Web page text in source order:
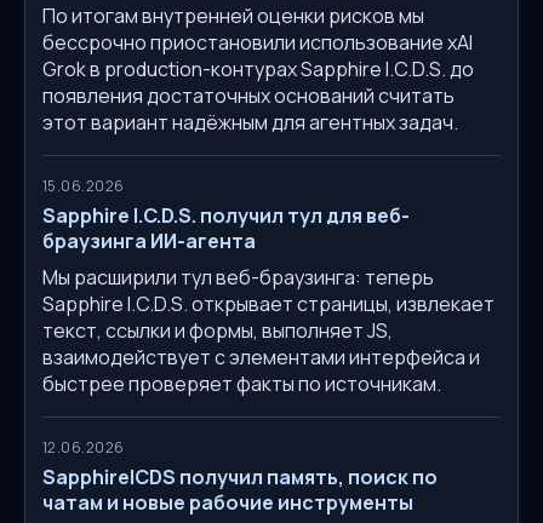
По итогам внутренней оценки рисков мы
бессрочно приостановили использование xAI
Grok в production-контурах Sapphire I.C.D.S. до
появления достаточных оснований считать
этот вариант надёжным для агентных задач.
15.06.2026
Sapphire I.C.D.S. получил тул для веб-
браузинга ИИ-агента
Мы расширили тул веб-браузинга: теперь
Sapphire I.C.D.S. открывает страницы, извлекает
текст, ссылки и формы, выполняет JS,
взаимодействует с элементами интерфейса и
быстрее проверяет факты по источникам.
12.06.2026
SapphireICDS получил память, поиск по
чатам и новые рабочие инструменты